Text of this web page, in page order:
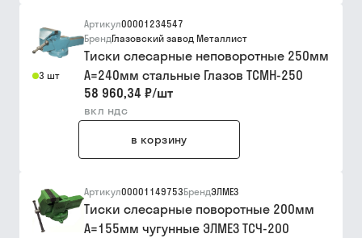
3 шт
Артикул00001234547
БрендГлазовский завод Металлист
Тиски слесарные неповоротные 250мм
А=240мм стальные Глазов ТСМН-250
58 960,34 ₽/шт
вкл ндс
в корзину
Артикул00001149753БрендЭЛМЕЗ
Тиски слесарные поворотные 200мм
А=155мм чугунные ЭЛМЕЗ ТСЧ-200